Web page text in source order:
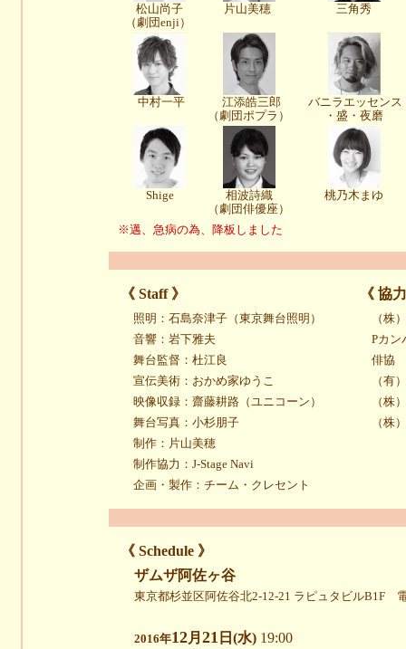
松山尚子
（劇団enji）
片山美穂 三角秀
中村一平
江添皓三郎
（劇団ポプラ）
バニラエッセンス
・盛・夜磨
Shige
相波詩織
（劇団俳優座）
桃乃木まゆ
※邁、急病の為、降板しました
《 Staff 》 《 協
照明：石島奈津子（東京舞台照明）
音響：岩下雅夫
舞台監督：杜江良
宣伝美術：おかめ家ゆうこ
映像収録：齋藤耕路（ユニコーン）
舞台写真：小杉朋子
制作：片山美穂
制作協力：J-Stage Navi
企画・製作：チーム・クレセント
（株
Pカン
俳協
（有
（株
（株
《 Schedule 》
ザムザ阿佐ヶ谷
東京都杉並区阿佐谷北2-12-21 ラピュタビルB1F
2016年12月 21 日(水) 19:00